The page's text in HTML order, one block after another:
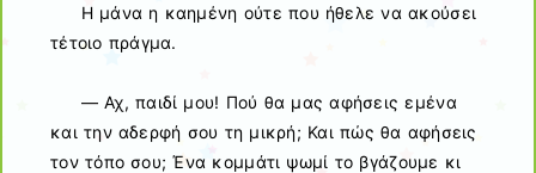
Η μάνα η καημένη ούτε που ήθελε να ακούσει
τέτοιο πράγμα.
— Αχ, παιδί μου! Πού θα μας αφήσεις εμένα
και την αδερφή σου τη μικρή; Και πώς θα αφήσεις
τον τόπο σου; Ένα κομμάτι ψωμί το βγάζουμε κι